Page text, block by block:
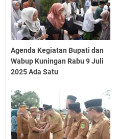
Agenda Kegiatan Bupati dan
Wabup Kuningan Rabu 9 Juli
2025 Ada Satu